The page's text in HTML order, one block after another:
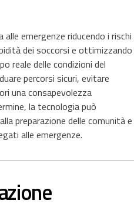
emergenze riducendo i rischi
dei soccorsi e ottimizzando
reale delle condizioni del
percorsi sicuri, evitare
una consapevolezza
la tecnologia può
preparazione delle comunità e
alle emergenze.